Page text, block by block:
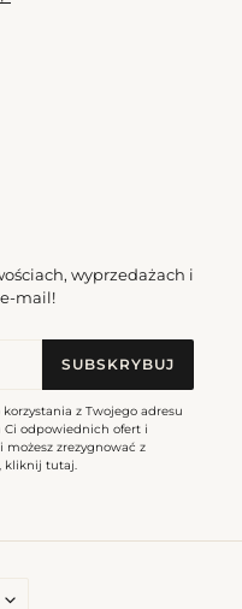
wyprzedażach i
mail!
SUBSKRYBUJ
z Twojego adresu
odpowiednich ofert i
zrezygnować z
kliknij tutaj